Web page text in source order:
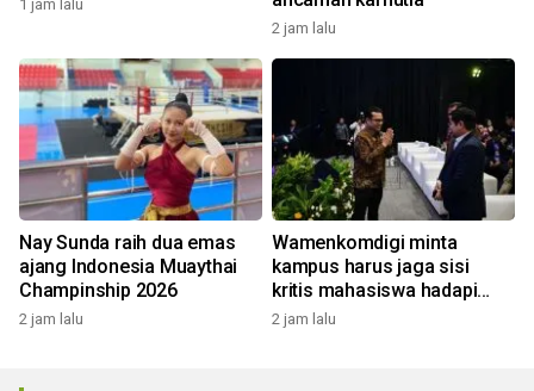
1 jam lalu
2 jam lalu
Nay Sunda raih dua emas
ajang Indonesia Muaythai
Champinship 2026
2 jam lalu
Wamenkomdigi minta
kampus harus jaga sisi
kritis mahasiswa hadapi
Gen AI
2 jam lalu